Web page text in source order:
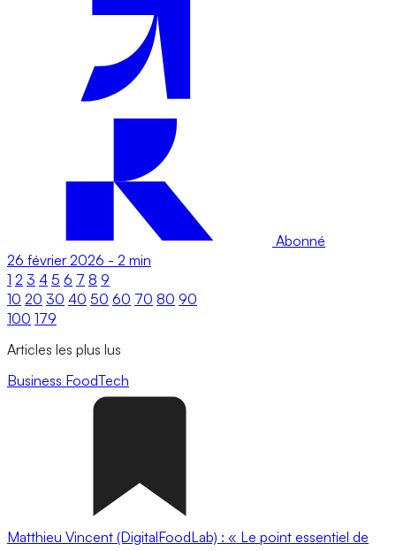
Abonné
26 février 2026 - 2 min
1 2 3 4 5 6 7 8 9
10 20 30 40 50 60 70 80 90
100 179
Articles les plus lus
Business FoodTech
Matthieu Vincent (DigitalFoodLab) : « Le point essentiel de